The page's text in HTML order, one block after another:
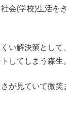
会(学校)生活を
い解決策とし
してしまう森生
が見ていて微笑